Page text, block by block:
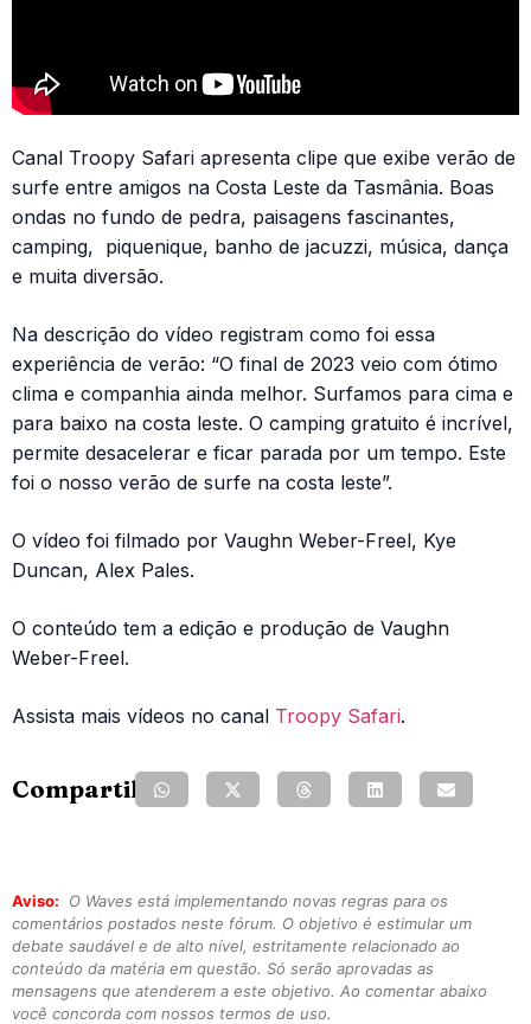
Canal Troopy Safari apresenta clipe que exibe verão de
surfe entre amigos na Costa Leste da Tasmânia. Boas
ondas no fundo de pedra, paisagens fascinantes,
camping, piquenique, banho de jacuzzi, música, dança
e muita diversão.
Na descrição do vídeo registram como foi essa
experiência de verão: “O final de 2023 veio com ótimo
clima e companhia ainda melhor. Surfamos para cima e
para baixo na costa leste. O camping gratuito é incrível,
permite desacelerar e ficar parada por um tempo. Este
foi o nosso verão de surfe na costa leste”.
O vídeo foi filmado por Vaughn Weber-Freel, Kye
Duncan, Alex Pales.
O conteúdo tem a edição e produção de Vaughn
Weber-Freel.
Assista mais vídeos no canal Troopy Safari.
Compartilhe:
Aviso:
O Waves está implementando novas regras para os
comentários postados neste fórum. O objetivo é estimular um
debate saudável e de alto nível, estritamente relacionado ao
conteúdo da matéria em questão. Só serão aprovadas as
mensagens que atenderem a este objetivo. Ao comentar abaixo
você concorda com nossos termos de uso.